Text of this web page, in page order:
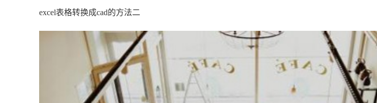
excel表格转换成cad的方法二